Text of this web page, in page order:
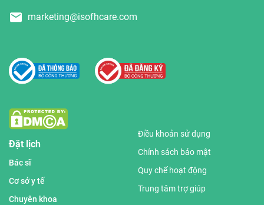
marketing@isofhcare.com
Đặt lịch
Bác sĩ
Cơ sở y tế
Chuyên khoa
Điều khoản sử dụng
Chính sách bảo mật
Quy chế hoạt động
Trung tâm trợ giúp